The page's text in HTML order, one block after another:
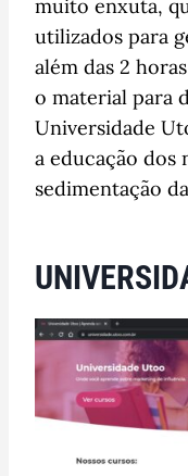
muito enxuta,
utilizados para
além das 2
o material para
Universidade
a educação dos
sedimentação